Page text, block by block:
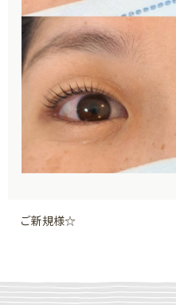
ご新規様☆